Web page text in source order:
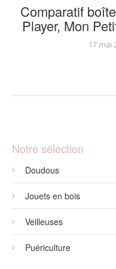
Comparatif
Player, Mon
17 mai
Notre sélection
Doudous
Jouets en bois
Veilleuses
Puériculture